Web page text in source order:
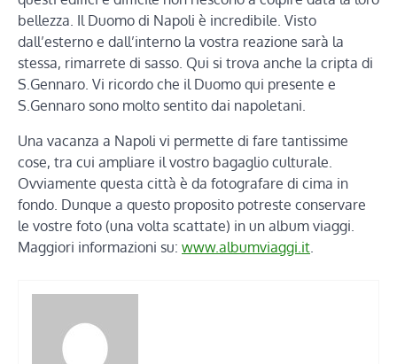
bellezza. Il Duomo di Napoli è incredibile. Visto
dall’esterno e dall’interno la vostra reazione sarà la
stessa, rimarrete di sasso. Qui si trova anche la cripta di
S.Gennaro. Vi ricordo che il Duomo qui presente e
S.Gennaro sono molto sentito dai napoletani.
Una vacanza a Napoli vi permette di fare tantissime
cose, tra cui ampliare il vostro bagaglio culturale.
Ovviamente questa città è da fotografare di cima in
fondo. Dunque a questo proposito potreste conservare
le vostre foto (una volta scattate) in un album viaggi.
Maggiori informazioni su: www.albumviaggi.it.